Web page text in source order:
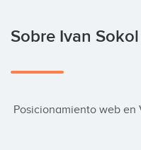
Sobre Ivan Sokol
Posicionamiento web en